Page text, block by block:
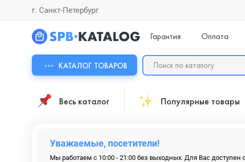
г. Санкт-Петербург
Гарантия Оплата
КАТАЛОГ ТОВАРОВ
Весь каталог Популярные товары
Уважаемые, посетители!
Мы работаем с 10:00 - 21:00 без выходных. Для Вас доступен